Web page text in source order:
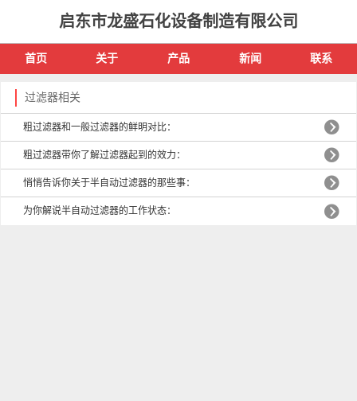
启东市龙盛石化设备制造有限公司
首页 关于 产品 新闻 联系
过滤器相关
粗过滤器和一般过滤器的鲜明对比：
粗过滤器带你了解过滤器起到的效力：
悄悄告诉你关于半自动过滤器的那些事：
为你解说半自动过滤器的工作状态：